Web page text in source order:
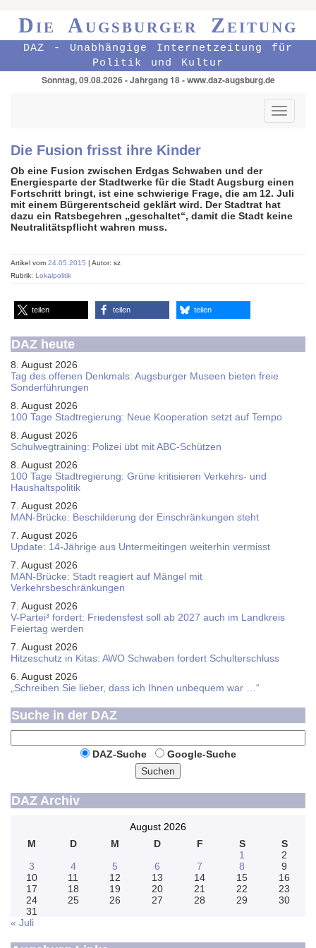
Die Augsburger Zeitung
DAZ - Unabhängige Internetzeitung für
Politik und Kultur
Sonntag, 09.08.2026 - Jahrgang 18 - www.daz-augsburg.de
Toggle
Die Fusion frisst ihre Kinder
Ob eine Fusion zwischen Erdgas Schwaben und der
Energiesparte der Stadtwerke für die Stadt Augsburg einen
Fortschritt bringt, ist eine schwierige Frage, die am 12. Juli
mit einem Bürgerentscheid geklärt wird. Der Stadtrat hat
dazu ein Ratsbegehren „geschaltet“, damit die Stadt keine
Neutralitätspflicht wahren muss.
Artikel vom 24.05.2015 | Autor: sz
Rubrik: Lokalpolitik
teilen teilen teilen
DAZ heute
8. August 2026
Tag des offenen Denkmals: Augsburger Museen bieten freie
Sonderführungen
8. August 2026
100 Tage Stadtregierung: Neue Kooperation setzt auf Tempo
8. August 2026
Schul­weg­trai­ning: Poli­zei übt mit ABC-Schüt­zen
8. August 2026
100 Tage Stadtregierung: Grüne kritisieren Verkehrs- und
Haushaltspolitik
7. August 2026
MAN-Brücke: Beschilderung der Einschränkungen steht
7. August 2026
Update: 14-Jährige aus Untermeitingen weiterhin vermisst
7. August 2026
MAN-Brücke: Stadt reagiert auf Mängel mit
Verkehrsbeschränkungen
7. August 2026
V-Partei­³ fordert: Friedens­fest soll ab 2027 auch im Land­kreis
Feier­tag werden
7. August 2026
Hitzeschutz in Kitas: AWO Schwaben fordert Schulterschluss
6. August 2026
„Schreiben Sie lieber, dass ich Ihnen unbequem war …“
Suche in der DAZ
DAZ-Suche
Google-Suche
Suchen
DAZ Archiv
August 2026
M
D M D F S
S
1
2
3
4 5 6 7 8
9
10
11 12 13 14 15
16
17
18 19 20 21 22
23
24
25 26 27 28 29
30
31
« Juli